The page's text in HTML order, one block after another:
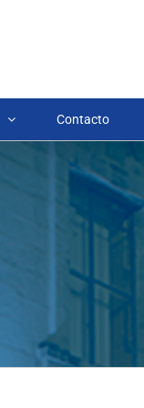
Contacto